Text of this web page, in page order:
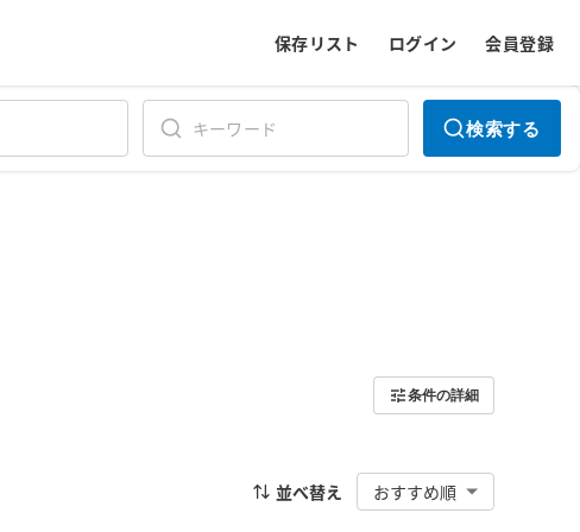
保存リスト ログイン 会員登録
検索する
条件の詳細
並べ替え おすすめ順